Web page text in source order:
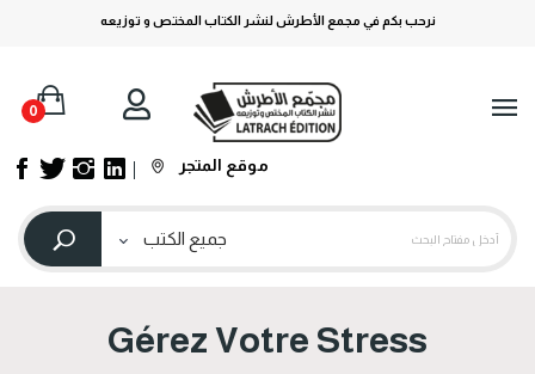
نرحب بكم في مجمع الأطرش لنشر الكتاب المختص و توزيعه
0
موقع المتجر
Gérez Votre Stress